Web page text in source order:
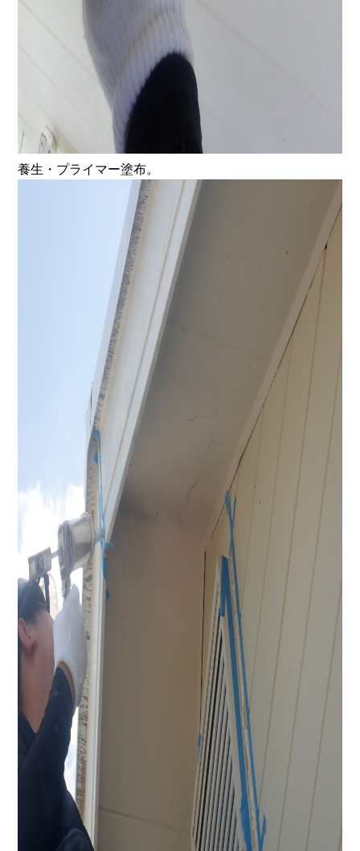
養生・プライマー塗布。